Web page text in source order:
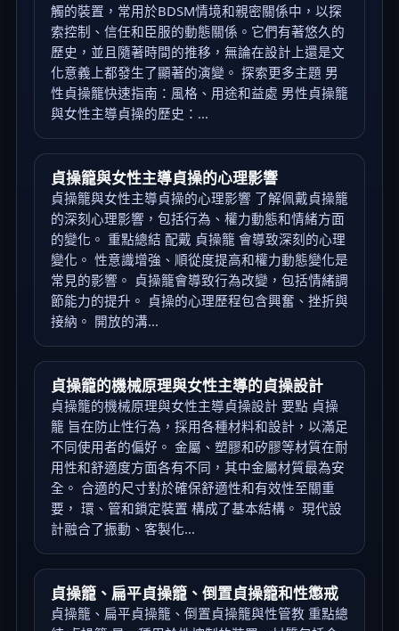
觸的裝置，常用於BDSM情境和親密關係中，以探
索控制、信任和臣服的動態關係。它們有著悠久的
歷史，並且隨著時間的推移，無論在設計上還是文
化意義上都發生了顯著的演變。 探索更多主題 男
性貞操籠快速指南：風格、用途和益處 男性貞操籠
與女性主導貞操的歷史：...
貞操籠與女性主導貞操的心理影響
貞操籠與女性主導貞操的心理影響 了解佩戴貞操籠
的深刻心理影響，包括行為、權力動態和情緒方面
的變化。 重點總結 配戴 貞操籠 會導致深刻的心理
變化。 性意識增強、順從度提高和權力動態變化是
常見的影響。 貞操籠會導致行為改變，包括情緒調
節能力的提升。 貞操的心理歷程包含興奮、挫折與
接納。 開放的溝...
貞操籠的機械原理與女性主導的貞操設計
貞操籠的機械原理與女性主導貞操設計 要點 貞操
籠 旨在防止性行為，採用各種材料和設計，以滿足
不同使用者的偏好。 金屬、塑膠和矽膠等材質在耐
用性和舒適度方面各有不同，其中金屬材質最為安
全。 合適的尺寸對於確保舒適性和有效性至關重
要， 環、管和鎖定裝置 構成了基本結構。 現代設
計融合了振動、客製化...
貞操籠、扁平貞操籠、倒置貞操籠和性懲戒
貞操籠、扁平貞操籠、倒置貞操籠與性管教 重點總